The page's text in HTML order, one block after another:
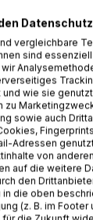
e propri
ben
seguono una
su tutta l'isola,
punti di
sistema ad
anche
itinerario è
con
o con una
Datenschutz
vergleichbare
sind
wie sie
zu
sowie auch
Adressen
von
auf die weitere
den
die oben
(z. B. im Footer